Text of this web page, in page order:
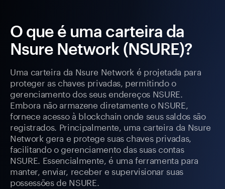
O que é uma carteira da
Nsure Network (NSURE)?
Uma carteira da Nsure Network é projetada para
proteger as chaves privadas, permitindo o
gerenciamento dos seus endereços NSURE.
Embora não armazene diretamente o NSURE,
fornece acesso à blockchain onde seus saldos são
registrados. Principalmente, uma carteira da Nsure
Network gera e protege suas chaves privadas,
facilitando o gerenciamento das suas contas
NSURE. Essencialmente, é uma ferramenta para
manter, enviar, receber e supervisionar suas
possessões de NSURE.